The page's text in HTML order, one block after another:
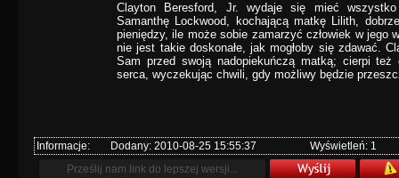
Clayton Beresford, Jr. wydaje się mieć wszystko
Samanthę Lockwood, kochającą matkę Lilith,
pieniędzy, ile może sobie zamarzyć człowiek w jego
nie jest takie doskonałe, jak mogłoby się zdawać.
Sam przed swoją nadopiekuńczą matką; cierpi
serca, wyczekując chwili, gdy możliwy będzie
Informacje: Dodany: 2010-08-25 15:55:37 Wyświetleń: 1